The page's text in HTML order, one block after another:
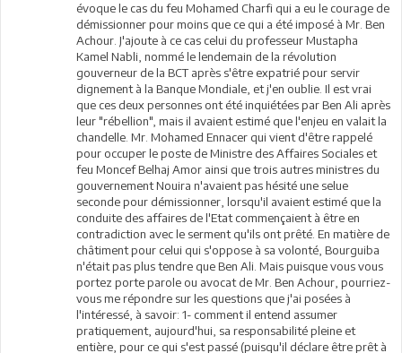
évoque le cas du feu Mohamed Charfi qui a eu le courage de
démissionner pour moins que ce qui a été imposé à Mr. Ben
Achour. J'ajoute à ce cas celui du professeur Mustapha
Kamel Nabli, nommé le lendemain de la révolution
gouverneur de la BCT après s'être expatrié pour servir
dignement à la Banque Mondiale, et j'en oublie. Il est vrai
que ces deux personnes ont été inquiétées par Ben Ali après
leur "rébellion", mais il avaient estimé que l'enjeu en valait la
chandelle. Mr. Mohamed Ennacer qui vient d'être rappelé
pour occuper le poste de Ministre des Affaires Sociales et
feu Moncef Belhaj Amor ainsi que trois autres ministres du
gouvernement Nouira n'avaient pas hésité une selue
seconde pour démissionner, lorsqu'il avaient estimé que la
conduite des affaires de l'Etat commençaient à être en
contradiction avec le serment qu'ils ont prêté. En matière de
châtiment pour celui qui s'oppose à sa volonté, Bourguiba
n'était pas plus tendre que Ben Ali. Mais puisque vous vous
portez porte parole ou avocat de Mr. Ben Achour, pourriez-
vous me répondre sur les questions que j'ai posées à
l'intéressé, à savoir: 1- comment il entend assumer
pratiquement, aujourd'hui, sa responsabilité pleine et
entière, pour ce qui s'est passé (puisqu'il déclare être prêt à